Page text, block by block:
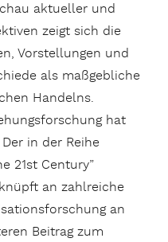
aktueller und
zeigt sich die
Vorstellungen und
als maßgebliche
Handelns.
hat
in der Reihe
21st Century”
an zahlreiche
an
Beitrag zum